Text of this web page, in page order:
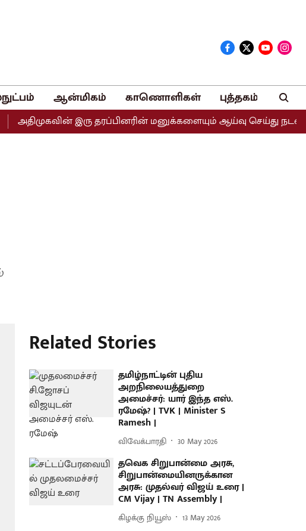
ஆன்மிகம் காணொளிகள் புத்தகம்
இரு தரப்பினரின் மனுக்களையும் ஆய்வு செய்து நடவடிக்கை
Related Stories
தமிழ்நாட்டின் புதிய
அறநிலையத்துறை
அமைச்சர்: யார் இந்த எஸ்.
ரமேஷ்? | TVK | Minister S
Ramesh |
விவேக்பாரதி 30 May 2026
தவெக சிறுபான்மை அரசு,
சிறுபான்மையினருக்கான
அரசு: முதல்வர் விஜய் உரை |
CM Vijay | TN Assembly |
கிழக்கு நியூஸ் 13 May 2026